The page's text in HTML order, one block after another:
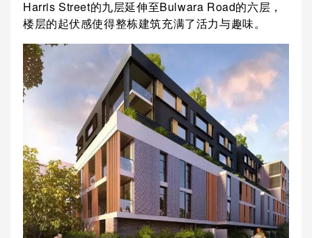
Harris Street的九层延伸至Bulwara Road的六层，
楼层的起伏感使得整栋建筑充满了活力与趣味。